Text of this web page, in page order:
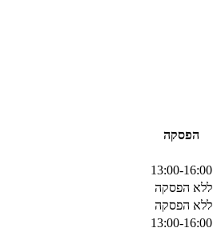
הפסקה
13:00-16:00
ללא הפסקה
ללא הפסקה
13:00-16:00